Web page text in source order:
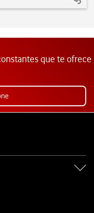
que te ofrece
Vodafone